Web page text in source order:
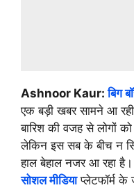
Ashnoor Kaur:बिग
एक बड़ी खबर सामने आ
बारिश की वजह से लोगों
लेकिन इस सब के बीच न
हाल बेहाल नजर आ रहा
सोशल मीडियाप्लेटफॉर्म के